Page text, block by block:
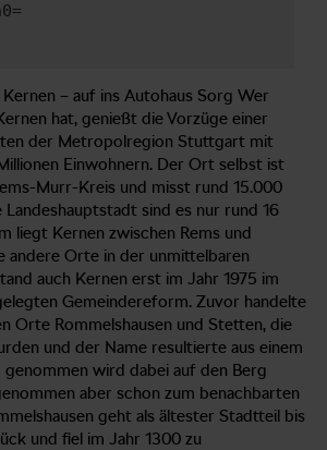
– auf ins Autohaus Sorg Wer
hat, genießt die Vorzüge einer
der Metropolregion Stuttgart mit
Einwohnern. Der Ort selbst ist
Murr-Kreis und misst rund 15.000
Landeshauptstadt sind es nur rund 16
liegt Kernen zwischen Rems und
andere Orte in der unmittelbaren
auch Kernen erst im Jahr 1975 im
Gemeindereform. Zuvor handelte
Orte Rommelshausen und Stetten, die
und der Name resultierte aus einem
wird dabei auf den Berg
aber schon zum benachbarten
geht als ältester Stadtteil bis
und fiel im Jahr 1300 zu